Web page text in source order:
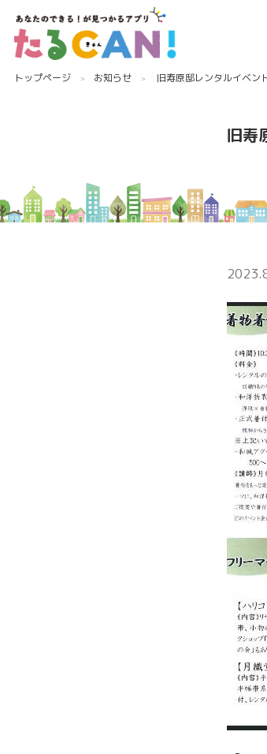
トップページ お知らせ 旧寿原邸レンタルイベン
旧寿